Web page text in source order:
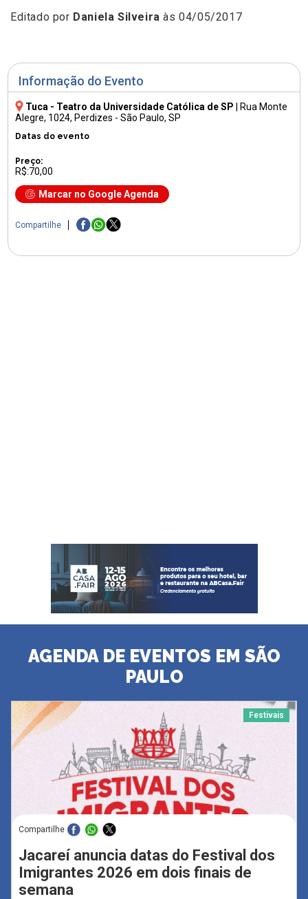
Informação do Evento
Tuca - Teatro da Universidade Católica de SP
Rua Monte
Alegre, 1024, Perdizes - São Paulo, SP
Datas do evento
Preço:
R$:70,00
Marcar no Google Agenda
Compartilhe
Editado por Daniela Silveira às 04/05/2017
AGENDA DE EVENTOS EM SÃO
PAULO
Festivais
Compartilhe
Jacareí anuncia datas do Festival dos
Imigrantes 2026 em dois finais de
semana